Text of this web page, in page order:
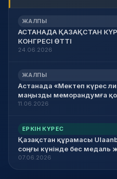
ЖАЛПЫ
АСТАНАДА ҚАЗАҚСТАН
КОНГРЕСІ ӨТТІ
24.06.2026
ЖАЛПЫ
Астанада «Мектеп күрес
маңызды меморандумға
11.06.2026
ЕРКІН КҮРЕС
Қазақстан құрамасы
соңғы күнінде бес медаль
07.06.2026